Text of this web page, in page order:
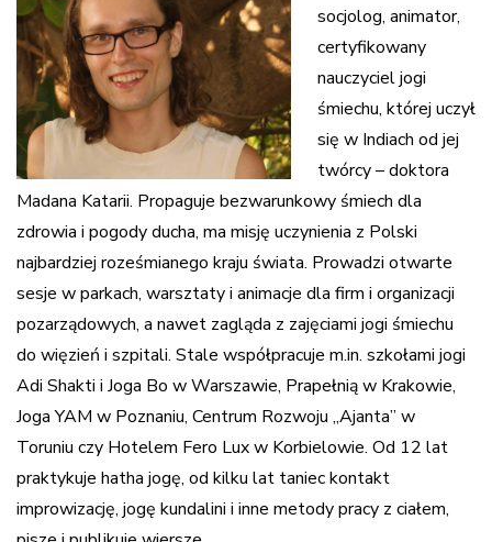
socjolog, animator,
certyfikowany
nauczyciel jogi
śmiechu, której uczył
się w Indiach od jej
twórcy – doktora
Madana Katarii. Propaguje bezwarunkowy śmiech dla
zdrowia i pogody ducha, ma misję uczynienia z Polski
najbardziej roześmianego kraju świata. Prowadzi otwarte
sesje w parkach, warsztaty i animacje dla firm i organizacji
pozarządowych, a nawet zagląda z zajęciami jogi śmiechu
do więzień i szpitali. Stale współpracuje m.in. szkołami jogi
Adi Shakti i Joga Bo w Warszawie, Prapełniąw Krakowie,
Joga YAM w Poznaniu, Centrum Rozwoju „Ajanta” w
Toruniu czy Hotelem Fero Lux w Korbielowie. Od 12 lat
praktykuje hatha jogę, od kilku lat taniec kontakt
improwizację, jogę kundalini i inne metody pracy z ciałem,